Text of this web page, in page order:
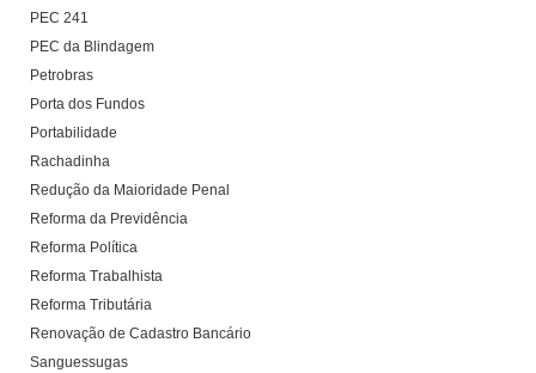
PEC 241
PEC da Blindagem
Petrobras
Porta dos Fundos
Portabilidade
Rachadinha
Redução da Maioridade Penal
Reforma da Previdência
Reforma Política
Reforma Trabalhista
Reforma Tributária
Renovação de Cadastro Bancário
Sanguessugas